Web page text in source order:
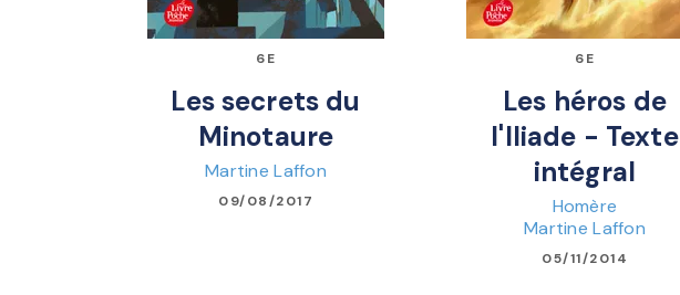
6E
Les secrets du
Minotaure
Martine Laffon
09/08/2017
6E
Les héros de
l'Iliade - Texte
intégral
Homère
Martine Laffon
05/11/2014